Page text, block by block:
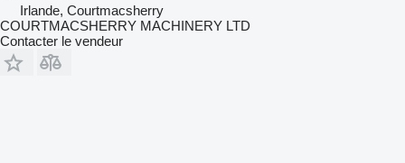
Irlande, Courtmacsherry
COURTMACSHERRY MACHINERY LTD
Contacter le vendeur